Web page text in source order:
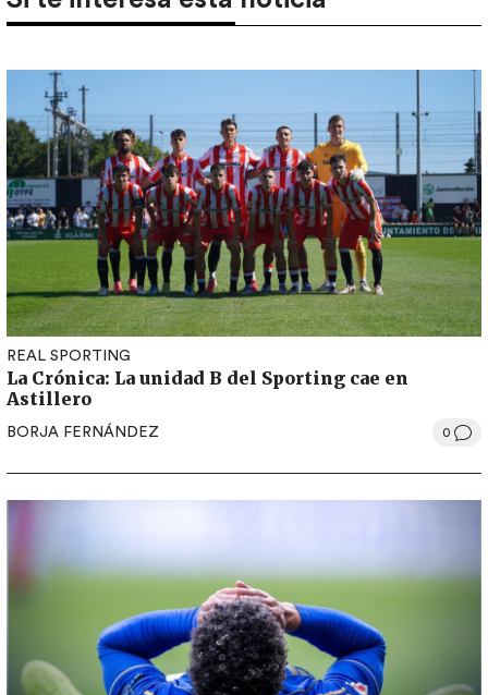
REAL SPORTING
La Crónica: La unidad B del Sporting cae en
Astillero
BORJA FERNÁNDEZ 0